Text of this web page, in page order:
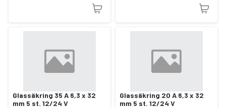
Glassäkring 35 A 6,3 x 32
mm 5 st. 12/24 V
Glassäkring 20 A 6,3 x 32
mm 5 st. 12/24 V